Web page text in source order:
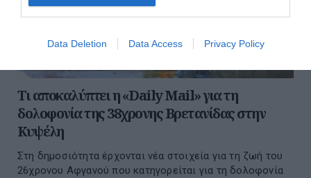
Data Deletion Data Access Privacy Policy
Τι αποκαλύπτει η «Daily Mail» για τη
δολοφονία της 38χρονης Βρετανίδας στην
Κυψέλη
Στη δημοσιότητα έρχονται νέα στοιχεία για τη ζωή του
26χρονου Αφγανού που κατηγορείται για τη δολοφονία